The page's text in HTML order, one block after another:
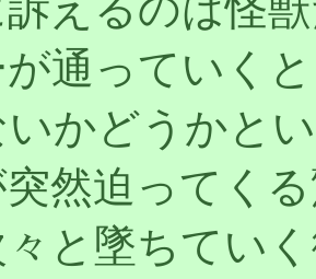
通っていく
かどうかと
突然迫ってく
と墜ちてい